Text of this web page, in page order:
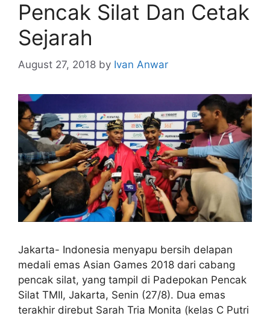
Pencak Silat Dan Cetak
Sejarah
August 27, 2018 by Ivan Anwar
Jakarta- Indonesia menyapu bersih delapan
medali emas Asian Games 2018 dari cabang
pencak silat, yang tampil di Padepokan Pencak
Silat TMII, Jakarta, Senin (27/8). Dua emas
terakhir direbut Sarah Tria Monita (kelas C Putri